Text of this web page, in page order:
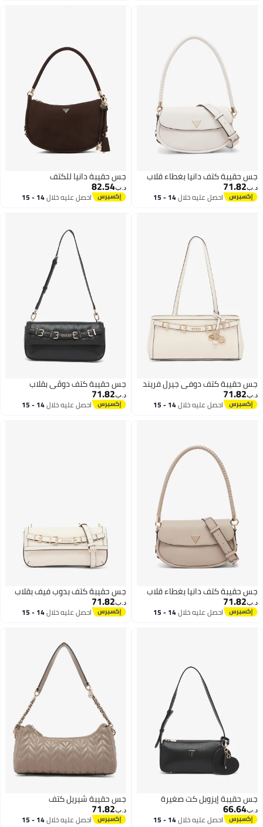
جس حقيبة كتف دانيا بغطاء قلاب
د.ب‏71.82
احصل عليه خلال 14 - 15
جس حقيبة دانيا للكتف
د.ب‏82.54
احصل عليه خلال 14 - 15
جس حقيبة كتف دوفي جيرل فريند
د.ب‏71.82
احصل عليه خلال 14 - 15
جس حقيبة كتف دوڤي بقلاب
د.ب‏71.82
احصل عليه خلال 14 - 15
جس حقيبة كتف دانيا بغطاء قلاب
د.ب‏71.82
احصل عليه خلال 14 - 15
جس حقيبة كتف بدوب فيف بقلاب
د.ب‏71.82
احصل عليه خلال 14 - 15
جس حقيبة إيزوبل كت صغيرة
د.ب‏66.64
احصل عليه خلال 14 - 15
جس حقيبة شيريل كتف
د.ب‏71.82
احصل عليه خلال 14 - 15